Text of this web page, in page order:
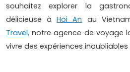
souhaitez explorer la
délicieuse àHoi An au
Travel, notre agence de voyage
vivre des expériences